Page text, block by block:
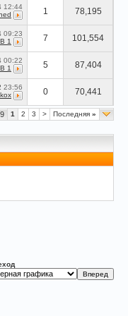
12:44
1 78,195
09:23
1 7 101,554
00:22
1 5 87,404
23:56
0 70,441
1 2 3 > Последняя »